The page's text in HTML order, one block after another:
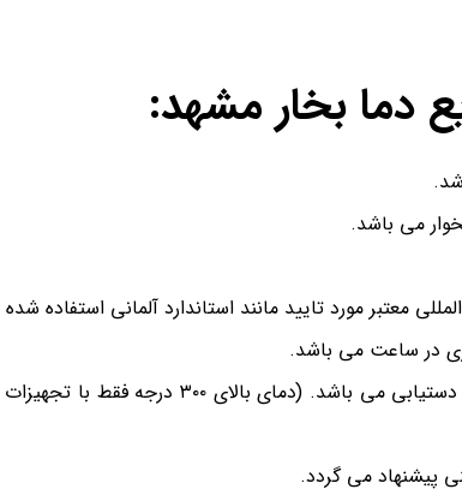
دما بخار مشهد:
می باشد.
معتبر مورد تایید مانند استاندارد آلمانی استفاده
درجه حرارت کار دیگ روغن داغ از ۱۵۰ الی ۳۵۰ درجه
پیشنهاد می گردد.